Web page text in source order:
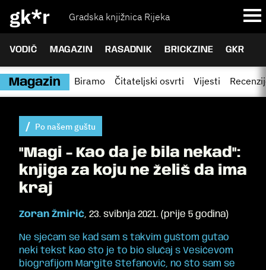
gk*r Gradska knjižnica Rijeka
VODIČ MAGAZIN RASADNIK BRICKZINE GKR
Magazin Biramo Čitateljski osvrti Vijesti
Po našem guštu
"Magi - Kao da je bila nekad":
knjiga za koju ne želiš da ima
kraj
Zoran Žmirić, 23. svibnja 2021. (prije 5 godina)
Ne sjećam se kad sam s takvim guštom gutao
neki tekst kao što je to bio slučaj s Vesićevom
biografijom Margite Stefanović, no što sam se